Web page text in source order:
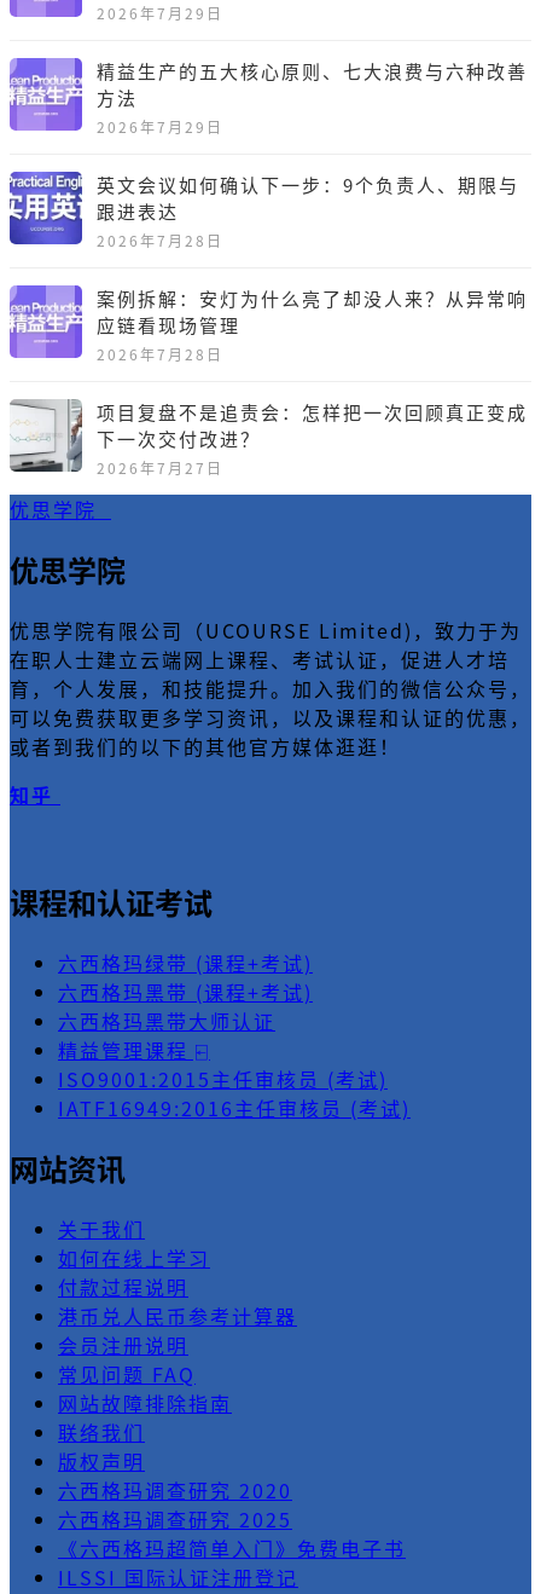
2026年7月29日
精益生产的五大核心原则、七大浪费与六种改善
方法
2026年7月29日
英文会议如何确认下一步：9个负责人、期限与
跟进表达
2026年7月28日
案例拆解：安灯为什么亮了却没人来？从异常响
应链看现场管理
2026年7月28日
项目复盘不是追责会：怎样把一次回顾真正变成
下一次交付改进？
2026年7月27日
优思学院
优思学院
优思学院有限公司（UCOURSE Limited)，致力于为
在职人士建立云端网上课程、考试认证，促进人才培
育，个人发展，和技能提升。加入我们的微信公众号，
可以免费获取更多学习资讯，以及课程和认证的优惠，
或者到我们的以下的其他官方媒体逛逛！
知乎
课程和认证考试
六西格玛绿带 (课程+考试)
六西格玛黑带 (课程+考试)
六西格玛黑带大师认证
精益管理课程 ⍇
ISO9001:2015主任审核员 (考试)
IATF16949:2016主任审核员 (考试)
网站资讯
关于我们
如何在线上学习
付款过程说明
港币兑人民币参考计算器
会员注册说明
常见问题 FAQ
网站故障排除指南
联络我们
版权声明
六西格玛调查研究 2020
六西格玛调查研究 2025
《六西格玛超简单入门》免费电子书
ILSSI 国际认证注册登记